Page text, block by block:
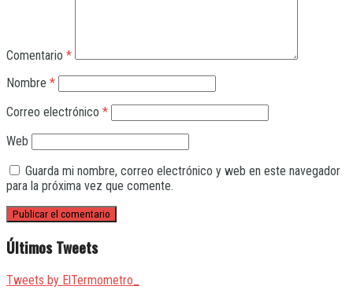
Comentario *
Nombre *
Correo electrónico *
Web
Guarda mi nombre, correo electrónico y web en este navegador
para la próxima vez que comente.
Últimos Tweets
Tweets by ElTermometro_